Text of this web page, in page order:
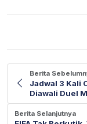
Berita
Jadwal 3 Kali
Diawali Duel
Berita Selanjutnya